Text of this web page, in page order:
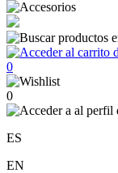
0
0
ES
EN